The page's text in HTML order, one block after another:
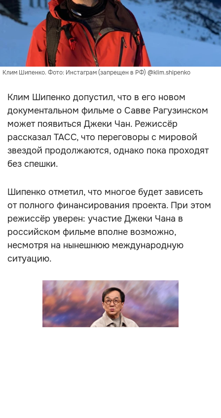
Клим Шипенко. Фото: Инстаграм (запрещен в РФ) @klim.shipenko
Клим Шипенко допустил, что в его новом
документальном фильме о Савве Рагузинском
может появиться Джеки Чан. Режиссёр
рассказал ТАСС, что переговоры с мировой
звездой продолжаются, однако пока проходят
без спешки.
Шипенко отметил, что многое будет зависеть
от полного финансирования проекта. При этом
режиссёр уверен: участие Джеки Чана в
российском фильме вполне возможно,
несмотря на нынешнюю международную
ситуацию.